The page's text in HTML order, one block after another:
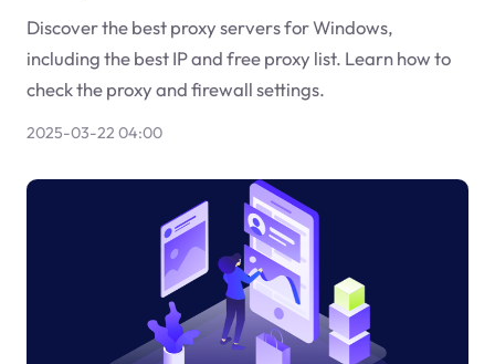
Discover the best proxy servers for Windows,
including the best IP and free proxy list. Learn how to
check the proxy and firewall settings.
2025-03-22 04:00